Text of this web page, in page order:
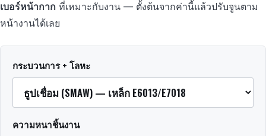
เบอร์หน้ากาก ที่เหมาะกับงาน — ตั้งต้นจากค่านี้แล้วปรับจูนตาม
หน้างานได้เลย
กระบวนการ + โลหะ
ความหนาชิ้นงาน